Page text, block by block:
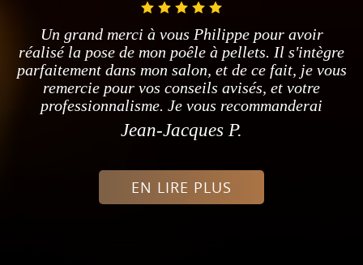
Un grand merci à vous Philippe pour avoir
réalisé la pose de mon poêle à pellets. Il s'intègre
parfaitement dans mon salon, et de ce fait, je vous
remercie pour vos conseils avisés, et votre
professionnalisme. Je vous recommanderai
Jean-Jacques P.
EN LIRE PLUS